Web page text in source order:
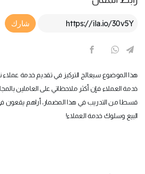
Article Link
شارك
هذا الموضوع سيعالج التركيز في تقديم خدمة عملاء
خدمة العملاء فإن أكثر ملاحظاتي على العاملين
قسطا من التدريب في هذا المضمار، أراهم يقعون
البيع وسلوك خدمة العملاء!